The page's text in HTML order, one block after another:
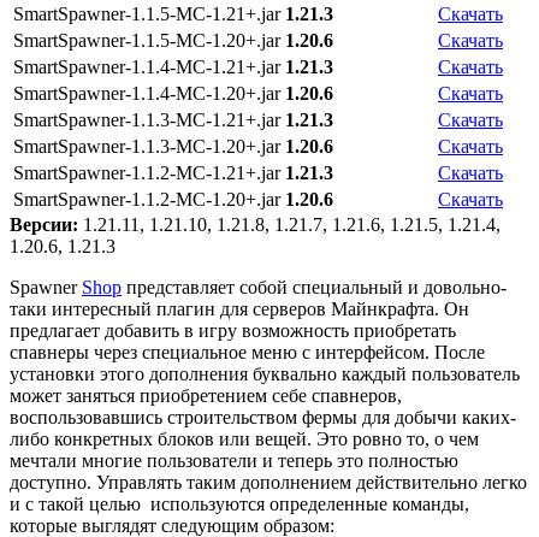
SmartSpawner-1.1.5-MC-1.21+.jar 1.21.3
Скачать
SmartSpawner-1.1.5-MC-1.20+.jar 1.20.6
Скачать
SmartSpawner-1.1.4-MC-1.21+.jar 1.21.3
Скачать
SmartSpawner-1.1.4-MC-1.20+.jar 1.20.6
Скачать
SmartSpawner-1.1.3-MC-1.21+.jar 1.21.3
Скачать
SmartSpawner-1.1.3-MC-1.20+.jar 1.20.6
Скачать
SmartSpawner-1.1.2-MC-1.21+.jar 1.21.3
Скачать
SmartSpawner-1.1.2-MC-1.20+.jar 1.20.6
Скачать
Версии: 1.21.11, 1.21.10, 1.21.8, 1.21.7, 1.21.6, 1.21.5, 1.21.4,
1.20.6, 1.21.3
Spawner Shop представляет собой специальный и довольно-
таки интересный плагин для серверов Майнкрафта. Он
предлагает добавить в игру возможность приобретать
спавнеры через специальное меню с интерфейсом. После
установки этого дополнения буквально каждый пользователь
может заняться приобретением себе спавнеров,
воспользовавшись строительством фермы для добычи каких-
либо конкретных блоков или вещей. Это ровно то, о чем
мечтали многие пользователи и теперь это полностью
доступно. Управлять таким дополнением действительно легко
и с такой целью используются определенные команды,
которые выглядят следующим образом: